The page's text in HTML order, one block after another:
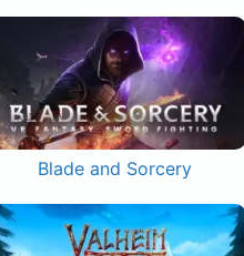
Blade and Sorcery